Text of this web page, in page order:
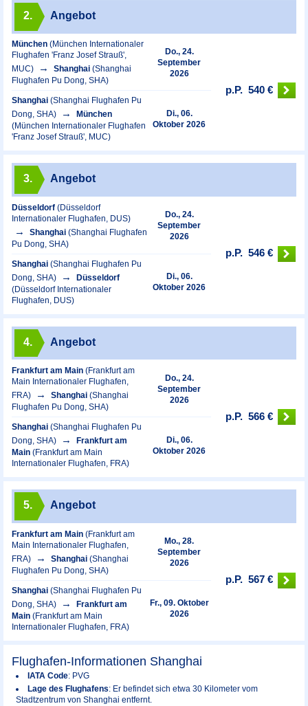
2. Angebot
München (München Internationaler
Flughafen 'Franz Josef Strauß',
MUC)
Shanghai (Shanghai
Flughafen Pu Dong, SHA)
Do., 24.
September
2026
Shanghai (Shanghai Flughafen Pu
Dong, SHA)
München
(München Internationaler Flughafen
'Franz Josef Strauß', MUC)
Di., 06.
Oktober 2026
p.P. 540 €
3. Angebot
Düsseldorf (Düsseldorf
Internationaler Flughafen, DUS)
Shanghai (Shanghai Flughafen
Pu Dong, SHA)
Do., 24.
September
2026
Shanghai (Shanghai Flughafen Pu
Dong, SHA)
Düsseldorf
(Düsseldorf Internationaler
Flughafen, DUS)
Di., 06.
Oktober 2026
p.P. 546 €
4. Angebot
Frankfurt am Main (Frankfurt am
Main Internationaler Flughafen,
FRA)
Shanghai (Shanghai
Flughafen Pu Dong, SHA)
Do., 24.
September
2026
Shanghai (Shanghai Flughafen Pu
Dong, SHA)
Frankfurt am
Main (Frankfurt am Main
Internationaler Flughafen, FRA)
Di., 06.
Oktober 2026
p.P. 566 €
5. Angebot
Frankfurt am Main (Frankfurt am
Main Internationaler Flughafen,
FRA)
Shanghai (Shanghai
Flughafen Pu Dong, SHA)
Mo., 28.
September
2026
Shanghai (Shanghai Flughafen Pu
Dong, SHA)
Frankfurt am
Main (Frankfurt am Main
Internationaler Flughafen, FRA)
Fr., 09. Oktober
2026
p.P. 567 €
Flughafen-Informationen Shanghai
IATA Code: PVG
Lage des Flughafens: Er befindet sich etwa 30 Kilometer vom
Stadtzentrum von Shanghai entfernt.